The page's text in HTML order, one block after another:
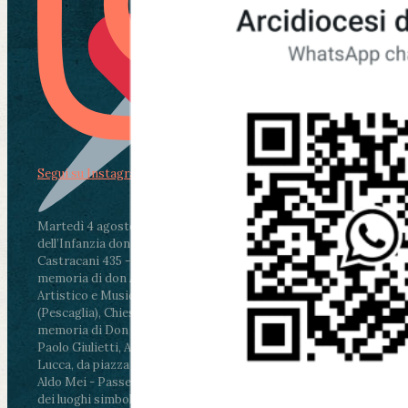
Martedì 4 agosto2026
ore 11:30 - Lucca, Scuola
dell’Infanzia don Aldo Mei - Viale Castruccio
Castracani 435 - Inaugurazione murales in
memoria di don Aldo Mei curato dal Liceo
Artistico e Musicale “Passaglia”
ore 18 - Fiano
(Pescaglia), Chiesa parrocchiale - Messa in
memoria di Don Aldo Mei celebrata da mons.
Paolo Giulietti, Arcivescovo di Lucca
ore 20.30 -
Lucca, da piazza San Michele al Cippo di don
Aldo Mei - Passeggiata della Memoria in alcuni
dei luoghi simbolo della città. Ritrovo alle ore
Segui su Instagram